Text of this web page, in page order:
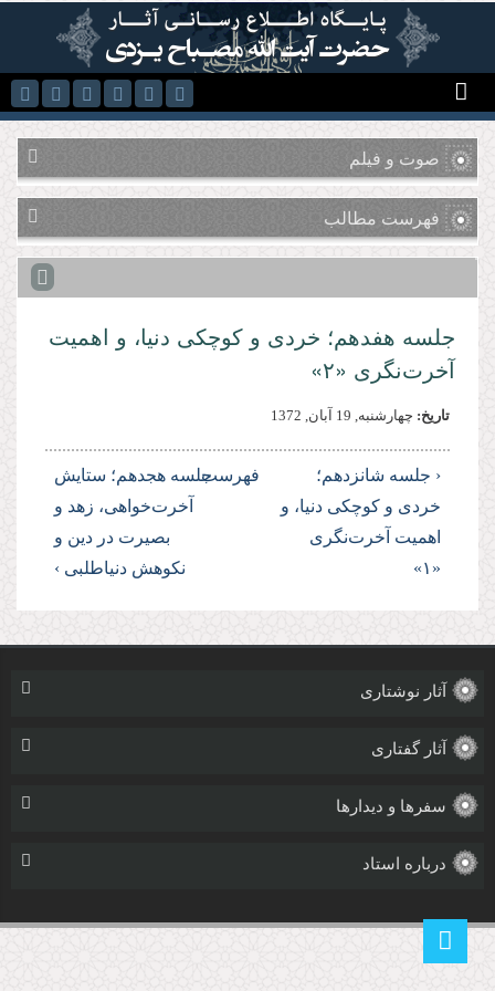
رفتن به محتوای اصلی
صوت و فیلم
فهرست مطالب
جلسه هفدهم؛ خردى و كوچكى دنیا، و اهمیت
آخرت‌نگرى «۲»
تاریخ: چهارشنبه, 19 آبان, 1372
‹ جلسه شانزدهم؛
خردى و كوچكى دنیا، و
اهمیت آخرت‌نگرى
«۱»
فهرستجلسه هجدهم؛ ستایش
آخرت‌خواهى، زهد و
بصیرت در دین و
نكوهش دنیاطلبى ›
آثار نوشتاری
آثار گفتاری
سفرها و دیدارها
درباره استاد